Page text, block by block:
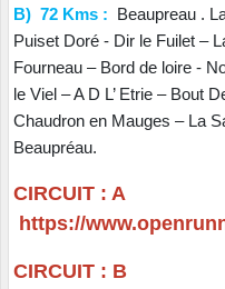
B) 72 Kms :
Beaupreau .
Puiset Doré - Dir le Fuilet –
Fourneau – Bord de loire -
le Viel – A D L’ Etrie – Bout
Chaudron en Mauges – La
Beaupréau.
CIRCUIT : A
https://
CIRCUIT : B